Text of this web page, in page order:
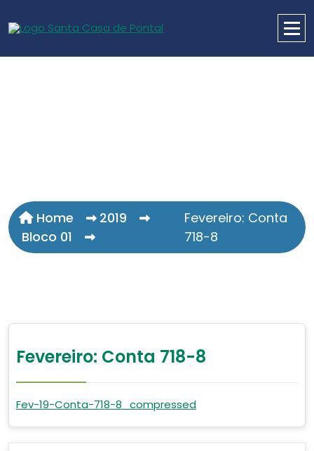
Home
2019
Bloco 01
Fevereiro: Conta
718-8
Fevereiro: Conta 718-8
Fev-19-Conta-718-8_compressed